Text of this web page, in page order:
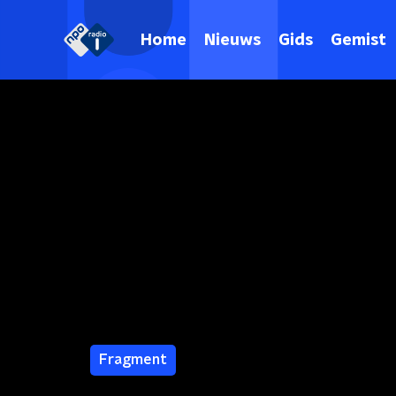
Home Nieuws Gids Gemist
Fragment